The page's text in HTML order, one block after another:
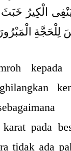
الْكِيرُ
karat pada
tidak ada